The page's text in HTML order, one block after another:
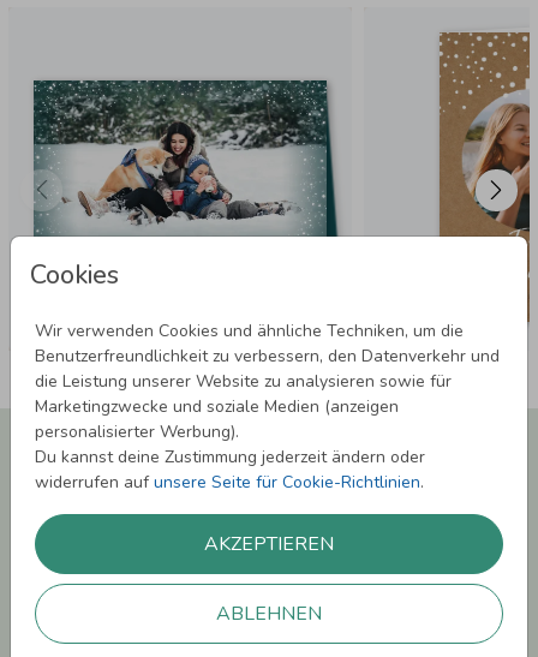
Cookies
Wir verwenden Cookies und ähnliche Techniken, um die
Benutzerfreundlichkeit zu verbessern, den Datenverkehr und
die Leistung unserer Website zu analysieren sowie für
Marketingzwecke und soziale Medien (anzeigen
personalisierter Werbung).
Du kannst deine Zustimmung jederzeit ändern oder
widerrufen aufunsere Seite für Cookie-Richtlinien.
AKZEPTIEREN
ABLEHNEN
Newsletter abonnieren und 5,00 € Rabatt**
sichern!
Laufenden.